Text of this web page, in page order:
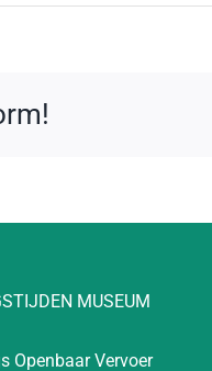
MUSEUM
Openbaar Vervoer